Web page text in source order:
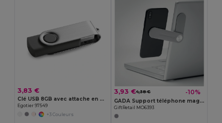
3,83 €
Clé USB 8GB avec attache en métal
Egotier 97549
+3 Couleurs
3,93 €4,38 € -10%
GADA Support téléphone magnétique
GiftRetail MO6393